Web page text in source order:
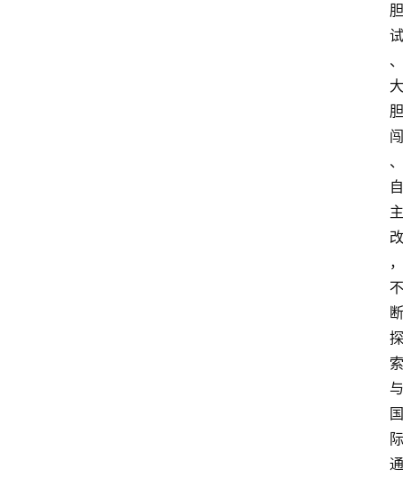
胆
试
、
大
胆
闯
、
自
主
改
，
不
断
探
索
与
国
际
通